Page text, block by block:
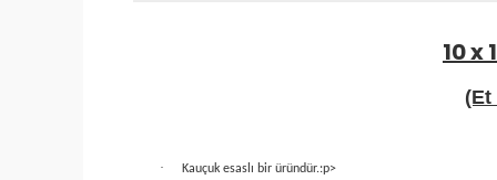
10 x
(Et
· Kauçuk esaslı bir üründür.:p>